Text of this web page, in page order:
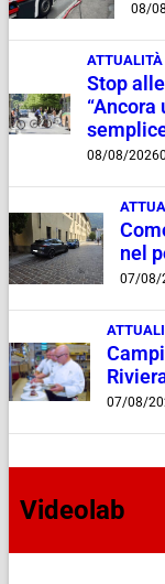
08/
ATTUALITÀ
Stop
08/08/2026
nel
07/08/
07/08/
Videolab